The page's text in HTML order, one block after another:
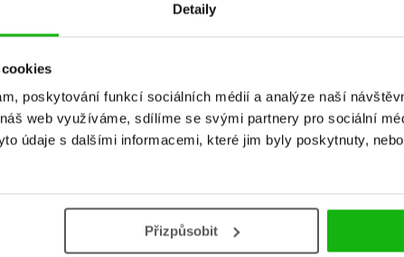
Detaily
poskytování funkcí sociálních médií a analýze naší
web využíváme, sdílíme se svými partnery pro sociální
údaje s dalšími informacemi, které jim byly poskytnuty,
Přizpůsobit